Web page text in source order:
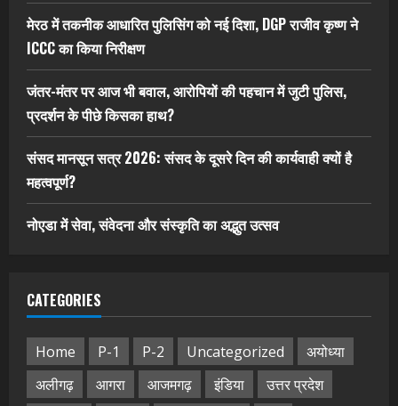
मेरठ में तकनीक आधारित पुलिसिंग को नई दिशा, DGP राजीव कृष्ण ने
ICCC का किया निरीक्षण
जंतर-मंतर पर आज भी बवाल, आरोपियों की पहचान में जुटी पुलिस,
प्रदर्शन के पीछे किसका हाथ?
संसद मानसून सत्र 2026: संसद के दूसरे दिन की कार्यवाही क्यों है
महत्वपूर्ण?
नोएडा में सेवा, संवेदना और संस्कृति का अद्भुत उत्सव
CATEGORIES
Home P-1 P-2 Uncategorized
अयोध्या
अलीगढ़
आगरा आजमगढ़ इंडिया
उत्तर प्रदेश